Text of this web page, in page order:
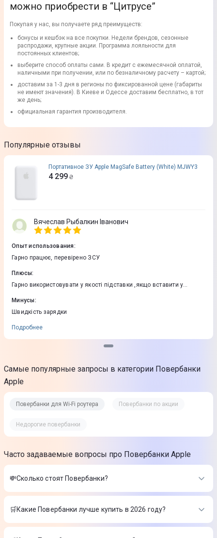
можно приобрести в “Цитрусе”
Покупая у нас, вы получаете ряд преимуществ:
бонусы и кешбэк на все покупки. Недели брендов, сезонные
распродажи, крупные акции. Программа лояльности для
постоянных клиентов;
выберите способ оплаты сами. В кредит с ежемесячной оплатой,
наличными при получении, или по безналичному расчету – картой;
доставим за 1-3 дня в регионы по фиксированной цене (габариты
не имеют значения). В Киеве и Одессе доставим бесплатно, в тот
же день;
официальная гарантия производителя.
Популярные отзывы
Портативное ЗУ Apple MagSafe Battery (White) MJWY3
4 299 ₴
Вячеслав Рыбалкин Іванович
Опыт использования:
Гарно працює, перевірено ЗСУ
Плюсы:
Гарно використовувати у якості підставки ,якщо вставити у
Минусы:
Швидкість зарядки
Подробнее
Самые популярные запросы в категории Повербанки
Apple
Повербанки для Wi-Fi роутера Повербанки по акции
Недорогие повербанки
Часто задаваемые вопросы про Повербанки Apple
💸Сколько стоят Повербанки?
Стоимость товаров в категории Повербанки в интернет-
магазине Цитрус
черная-2 199 ₴
🛒Какие Повербанки лучше купить в 2026 году?
Самые лучшие Повербанки в 2026 году по мнению интернет-
магазина Цитрус